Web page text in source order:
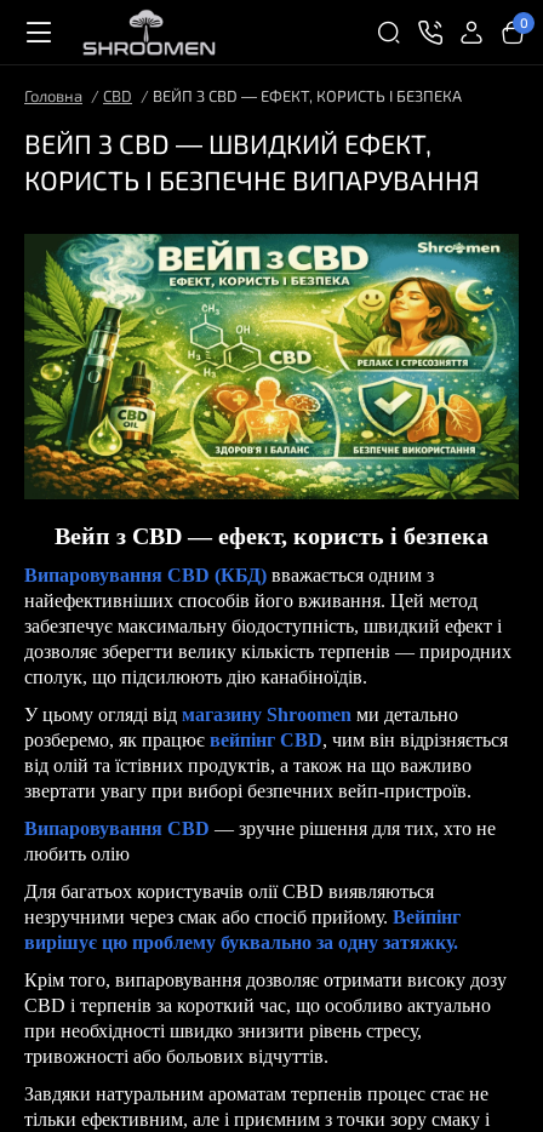
0
Головна CBD ВЕЙП З CBD — ЕФЕКТ, КОРИСТЬ І БЕЗПЕКА
ВЕЙП З CBD — ШВИДКИЙ ЕФЕКТ,
КОРИСТЬ І БЕЗПЕЧНЕ ВИПАРУВАННЯ
Вейп з CBD — ефект, користь і безпека
Випаровування CBD (КБД) вважається одним з
найефективніших способів його вживання. Цей метод
забезпечує максимальну біодоступність, швидкий ефект і
дозволяє зберегти велику кількість терпенів — природних
сполук, що підсилюють дію канабіноїдів.
У цьому огляді від магазину Shroomen ми детально
розберемо, як працює вейпінг CBD, чим він відрізняється
від олій та їстівних продуктів, а також на що важливо
звертати увагу при виборі безпечних вейп-пристроїв.
Випаровування CBD — зручне рішення для тих, хто не
любить олію
Для багатьох користувачів олії CBD виявляються
незручними через смак або спосіб прийому. Вейпінг
вирішує цю проблему буквально за одну затяжку.
Крім того, випаровування дозволяє отримати високу дозу
CBD і терпенів за короткий час, що особливо актуально
при необхідності швидко знизити рівень стресу,
тривожності або больових відчуттів.
Завдяки натуральним ароматам терпенів процес стає не
тільки ефективним, але і приємним з точки зору смаку і